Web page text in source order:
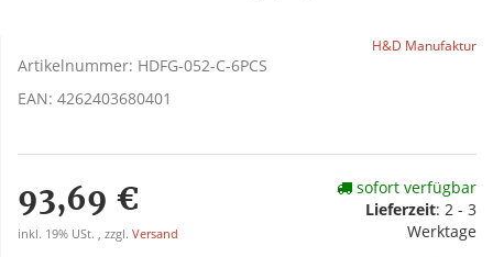
H&D Manufaktur
Artikelnummer: HDFG-052-C-6PCS
EAN: 4262403680401
93,69 €
inkl. 19% USt. , zzgl. Versand
sofort verfügbar
Lieferzeit: 2 - 3
Werktage